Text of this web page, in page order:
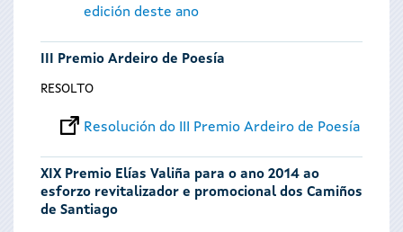
edición deste ano
III Premio Ardeiro de Poesía
RESOLTO
Resolución do III Premio Ardeiro de Poesía
XIX Premio Elías Valiña para o ano 2014 ao
esforzo revitalizador e promocional dos Camiños
de Santiago